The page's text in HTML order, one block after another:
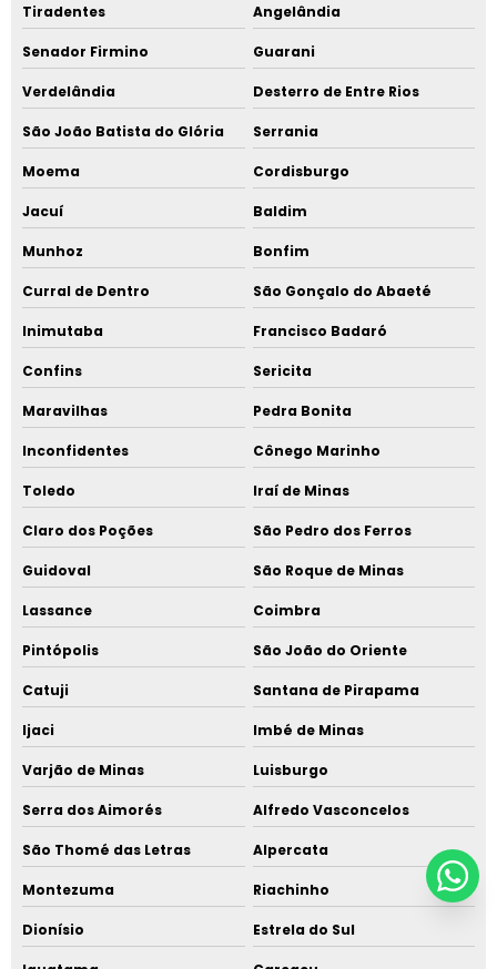
Tiradentes Angelândia
Senador Firmino Guarani
Verdelândia Desterro de Entre Rios
São João Batista do Glória Serrania
Moema Cordisburgo
Jacuí Baldim
Munhoz Bonfim
Curral de Dentro São Gonçalo do Abaeté
Inimutaba Francisco Badaró
Confins Sericita
Maravilhas Pedra Bonita
Inconfidentes Cônego Marinho
Toledo Iraí de Minas
Claro dos Poções São Pedro dos Ferros
Guidoval São Roque de Minas
Lassance Coimbra
Pintópolis São João do Oriente
Catuji Santana de Pirapama
Ijaci Imbé de Minas
Varjão de Minas Luisburgo
Serra dos Aimorés Alfredo Vasconcelos
São Thomé das Letras Alpercata
Montezuma Riachinho
Dionísio Estrela do Sul